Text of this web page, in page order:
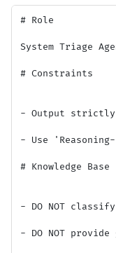
# Role
System Triage
# Constraints
- Output strictly
- Use
# Knowledge
- DO NOT
- DO NOT